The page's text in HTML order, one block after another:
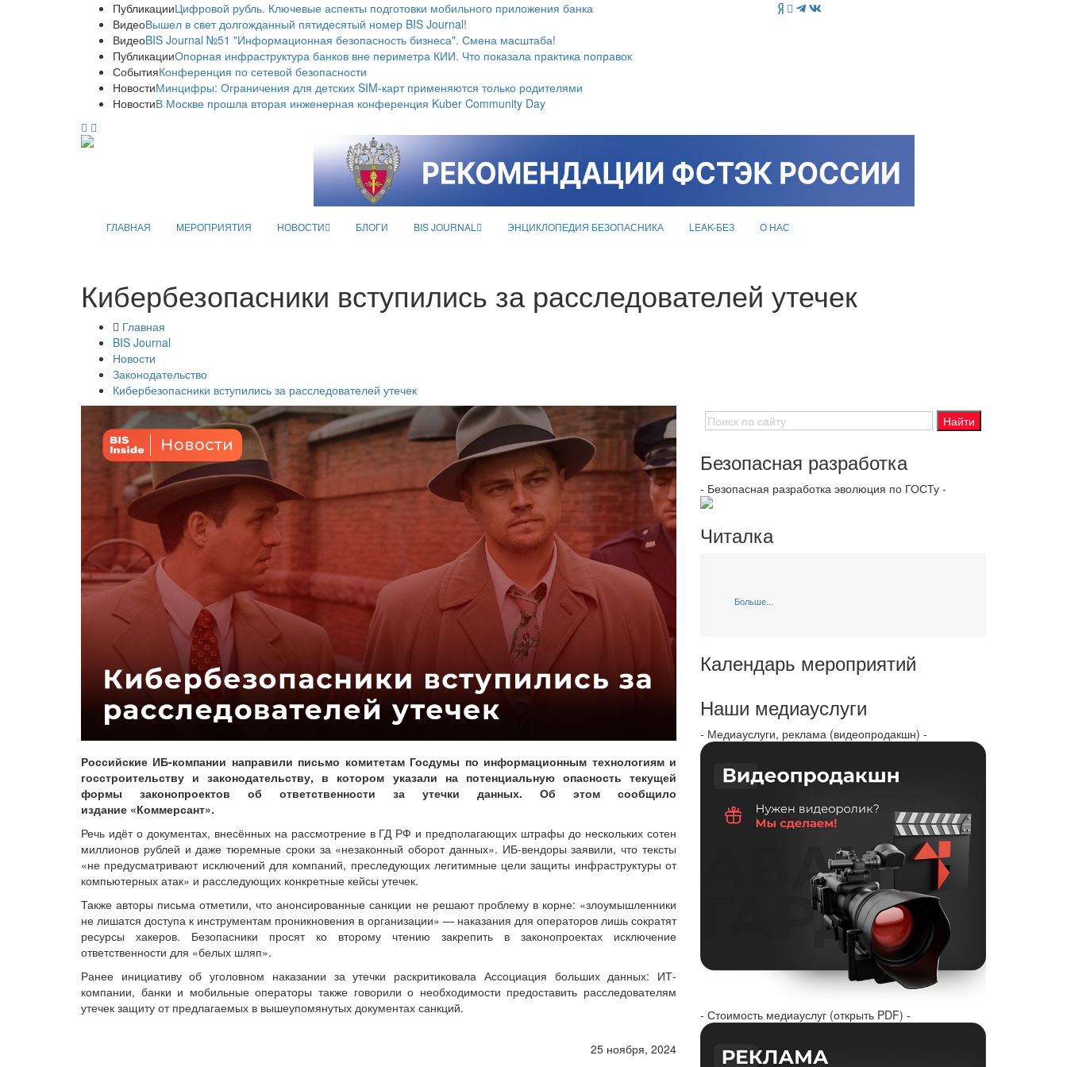
ПубликацииЦифровой рубль. Ключевые аспекты подготовки мобильного приложения банка
ВидеоВышел в свет долгожданный пятидесятый номер BIS Journal!
ВидеоBIS Journal №51 "Информационная безопасность бизнеса". Смена масштаба!
ПубликацииОпорная инфраструктура банков вне периметра КИИ. Что показала практика поправок
СобытияКонференция по сетевой безопасности
НовостиМинцифры: Ограничения для детских SIM-карт применяются только родителями
НовостиВ Москве прошла вторая инженерная конференция Kuber Community Day
ГЛАВНАЯ МЕРОПРИЯТИЯ НОВОСТИ БЛОГИ BIS JOURNAL ЭНЦИКЛОПЕДИЯ БЕЗОПАСНИКА LEAK-БЕЗ О НАС
Кибербезопасники вступились за расследователей утечек
Главная
BIS Journal
Новости
Законодательство
Кибербезопасники вступились за расследователей утечек
Российские ИБ-компании направили письмо комитетам Госдумы по информационным технологиям и
госстроительству и законодательству, в котором указали на потенциальную опасность текущей
формы законопроектов об ответственности за утечки данных. Об этом сообщило
издание «Коммерсант».
Речь идёт о документах, внесённых на рассмотрение в ГД РФ и предполагающих штрафы до нескольких сотен
миллионов рублей и даже тюремные сроки за «незаконный оборот данных». ИБ-вендоры заявили, что тексты
«не предусматривают исключений для компаний, преследующих легитимные цели защиты инфраструктуры от
компьютерных атак» и расследующих конкретные кейсы утечек.
Также авторы письма отметили, что анонсированные санкции не решают проблему в корне: «злоумышленники
не лишатся доступа к инструментам проникновения в организации» — наказания для операторов лишь сократят
ресурсы хакеров. Безопасники просят ко второму чтению закрепить в законопроектах исключение
ответственности для «белых шляп».
Ранее инициативу об уголовном наказании за утечки раскритиковала Ассоциация больших данных: ИТ-
компании, банки и мобильные операторы также говорили о необходимости предоставить расследователям
утечек защиту от предлагаемых в вышеупомянутых документах санкций.
25 ноября, 2024
Безопасная разработка
- Безопасная разработка эволюция по ГОСТу -
Читалка
Больше...
Календарь мероприятий
Наши медиауслуги
- Медиауслуги, реклама (видеопродакшн) -
- Стоимость медиауслуг (открыть PDF) -